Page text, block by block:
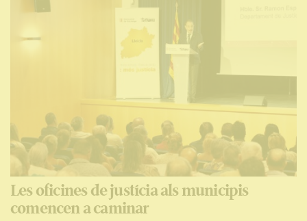
Les oficines de justícia als municipis
comencen a caminar